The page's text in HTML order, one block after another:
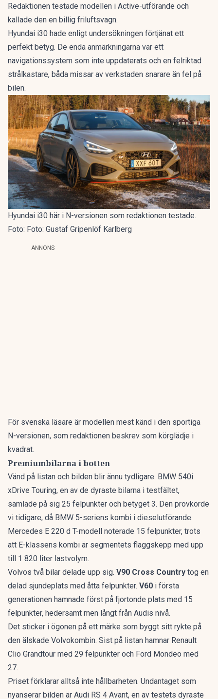
Redaktionen testade modellen i Active-utförande och
kallade den en billig friluftsvagn.
Hyundai i30 hade enligt undersökningen förtjänat ett
perfekt betyg. De enda anmärkningarna var ett
navigationssystem som inte uppdaterats och en felriktad
strålkastare, båda missar av verkstaden snarare än fel på
bilen.
Hyundai i30 här i N-versionen som redaktionen testade.
Foto: Foto: Gustaf Gripenlöf Karlberg
ANNONS
För svenska läsare är modellen mest känd i den sportiga
N-versionen, som redaktionen beskrev som körglädje i
kvadrat.
Premiumbilarna i botten
Vänd på listan och bilden blir ännu tydligare. BMW 540i
xDrive Touring, en av de dyraste bilarna i testfältet,
samlade på sig 25 felpunkter och betyget 3. Den provkörde
vi tidigare, då BMW 5-seriens kombi i dieselutförande.
Mercedes E 220 d T-modell noterade 15 felpunkter, trots
att E-klassens kombi är segmentets flaggskepp med upp
till 1 820 liter lastvolym.
Volvos två bilar delade upp sig. V90 Cross Country tog en
delad sjundeplats med åtta felpunkter. V60 i första
generationen hamnade först på fjortonde plats med 15
felpunkter, hedersamt men långt från Audis nivå.
Det sticker i ögonen på ett märke som byggt sitt rykte på
den älskade Volvokombin. Sist på listan hamnar Renault
Clio Grandtour med 29 felpunkter och Ford Mondeo med
27.
Priset förklarar alltså inte hållbarheten. Undantaget som
nyanserar bilden är Audi RS 4 Avant, en av testets dyraste